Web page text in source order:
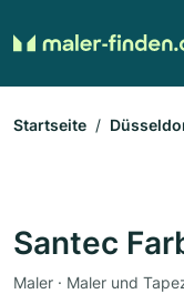
Startseite
Santec
Maler · Maler und